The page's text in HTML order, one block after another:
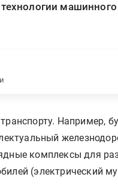
Например,
комплексы для
(электрический